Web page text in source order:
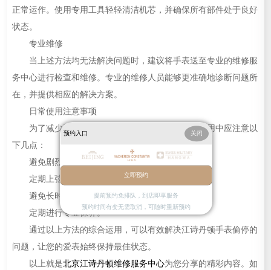
正常运作。使用专用工具轻轻清洁机芯，并确保所有部件处于良好
状态。
专业维修
当上述方法均无法解决问题时，建议将手表送至专业的维修服
务中心进行检查和维修。专业的维修人员能够更准确地诊断问题所
在，并提供相应的解决方案。
日常使用注意事项
为了减少江诗丹顿手表偷停的可能性，在日常使用中应注意以
下几点：
避免剧烈运动或碰撞。
定期上弦（对于机械机芯的手表）。
避免长时间暴露在极端温度下。
定期进行专业保养。
通过以上方法的综合运用，可以有效解决江诗丹顿手表偷停的
问题，让您的爱表始终保持最佳状态。
以上就是北京江诗丹顿维修服务中心为您分享的精彩内容。如
预约入口 关闭
立即预约
提前预约免排队，到店即享服务
预约时间有变无需取消，可随时重新预约